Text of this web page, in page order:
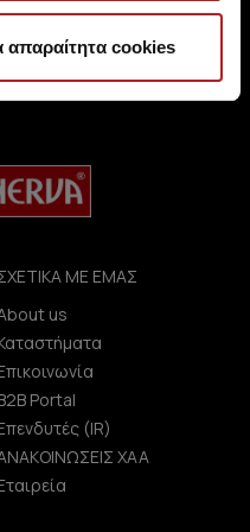
απαραίτητα cookies
ΜΕ ΕΜΑΣ
us
Portal
(IR)
ΧΑΑ